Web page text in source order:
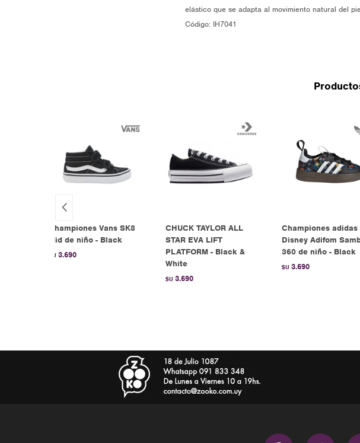
elástico que se adapta al movimiento natural del
Código: IH7041
Championes Vans SK8
Mid de niño - Black
$U 3.690
CHUCK TAYLOR ALL
STAR EVA LIFT
PLATFORM - Black &
White
$U 3.690
Championes adidas
Disney Adifom
360 de niño - Black
$U 3.690